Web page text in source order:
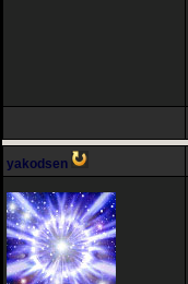
yakodsen